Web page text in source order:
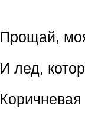
Прощай,
И лед,